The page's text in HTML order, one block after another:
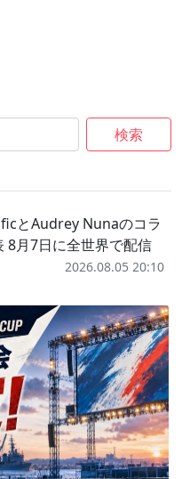
検索
とAudrey Nunaのコラ
月7日に全世界で配信
2026.08.05 20:10